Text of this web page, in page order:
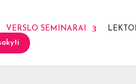
VERSLO SEMINARAI